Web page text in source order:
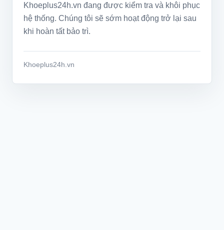
Khoeplus24h.vn đang được kiểm tra và khôi phục
hệ thống. Chúng tôi sẽ sớm hoạt động trở lại sau
khi hoàn tất bảo trì.
Khoeplus24h.vn